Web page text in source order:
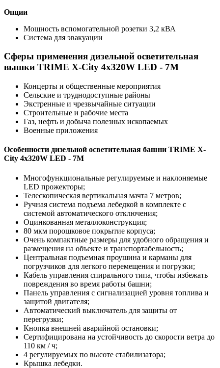
Опции
Мощность вспомогательной розетки 3,2 кВА
Система для эвакуации
Сферы применения дизельной осветительная
вышки TRIME X-City 4x320W LED - 7M
Концерты и общественные мероприятия
Сельские и труднодоступные районы
Экстренные и чрезвычайные ситуации
Строительные и рабочие места
Газ, нефть и добыча полезных ископаемых
Военные приложения
Особенности дизельной осветительная башни TRIME X-
City 4x320W LED - 7M
Многофункциональные регулируемые и наклоняемые
LED прожекторы;
Телескопическая вертикальная мачта 7 метров;
Ручная система подъема лебедкой в комплекте с
системой автоматического отключения;
Оцинкованная металлоконструкция;
80 мкм порошковое покрытие корпуса;
Очень компактные размеры для удобного обращения и
размещения на объекте и транспортабельность;
Центральная подъемная проушина и карманы для
погрузчиков для легкого перемещения и погрузки;
Кабель управления спирального типа, чтобы избежать
повреждения во время работы башни;
Панель управления с сигнализацией уровня топлива и
защитой двигателя;
Автоматический выключатель для защиты от
перегрузки;
Кнопка внешней аварийной остановки;
Сертифицирована на устойчивость до скорости ветра до
110 км / ч;
4 регулируемых по высоте стабилизатора;
Крышка лебедки.